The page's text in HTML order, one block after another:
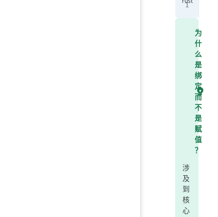
为
什
么
是
绑
定
而
不
是
赋
值
？
涉
及
到
核
心